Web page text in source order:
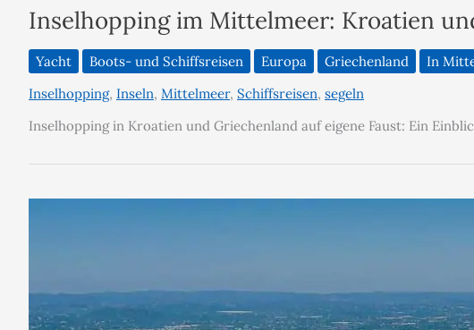
Inselhopping im Mittelmeer: Kroatien
Yacht Boots- und Schiffsreisen Europa Griechenland In
Inselhopping, Inseln, Mittelmeer, Schiffsreisen, segeln
Inselhopping in Kroatien und Griechenland auf eigene Faust: Ein